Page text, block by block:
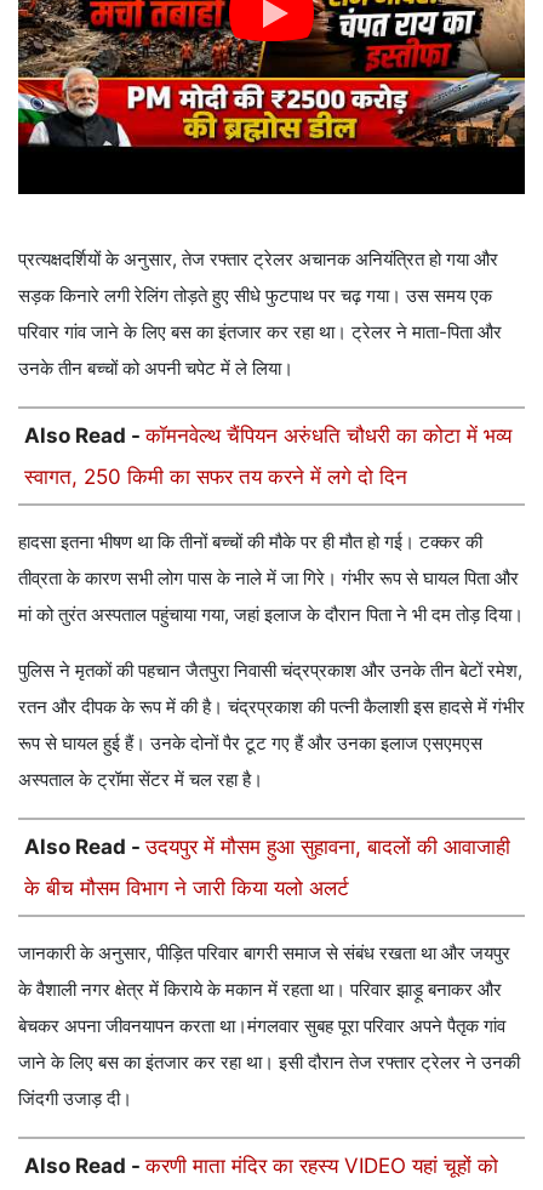
प्रत्यक्षदर्शियों के अनुसार, तेज रफ्तार ट्रेलर अचानक अनियंत्रित हो गया और
सड़क किनारे लगी रेलिंग तोड़ते हुए सीधे फुटपाथ पर चढ़ गया। उस समय एक
परिवार गांव जाने के लिए बस का इंतजार कर रहा था। ट्रेलर ने माता-पिता और
उनके तीन बच्चों को अपनी चपेट में ले लिया।
Also Read -कॉमनवेल्थ चैंपियन अरुंधति चौधरी का कोटा में भव्य
स्वागत, 250 किमी का सफर तय करने में लगे दो दिन
हादसा इतना भीषण था कि तीनों बच्चों की मौके पर ही मौत हो गई। टक्कर की
तीव्रता के कारण सभी लोग पास के नाले में जा गिरे। गंभीर रूप से घायल पिता और
मां को तुरंत अस्पताल पहुंचाया गया, जहां इलाज के दौरान पिता ने भी दम तोड़ दिया।
पुलिस ने मृतकों की पहचान जैतपुरा निवासी चंद्रप्रकाश और उनके तीन बेटों रमेश,
रतन और दीपक के रूप में की है। चंद्रप्रकाश की पत्नी कैलाशी इस हादसे में गंभीर
रूप से घायल हुई हैं। उनके दोनों पैर टूट गए हैं और उनका इलाज एसएमएस
अस्पताल के ट्रॉमा सेंटर में चल रहा है।
Also Read -उदयपुर में मौसम हुआ सुहावना, बादलों की आवाजाही
के बीच मौसम विभाग ने जारी किया यलो अलर्ट
जानकारी के अनुसार, पीड़ित परिवार बागरी समाज से संबंध रखता था और जयपुर
के वैशाली नगर क्षेत्र में किराये के मकान में रहता था। परिवार झाड़ू बनाकर और
बेचकर अपना जीवनयापन करता था।मंगलवार सुबह पूरा परिवार अपने पैतृक गांव
जाने के लिए बस का इंतजार कर रहा था। इसी दौरान तेज रफ्तार ट्रेलर ने उनकी
जिंदगी उजाड़ दी।
Also Read -करणी माता मंदिर का रहस्य VIDEO यहां चूहों को